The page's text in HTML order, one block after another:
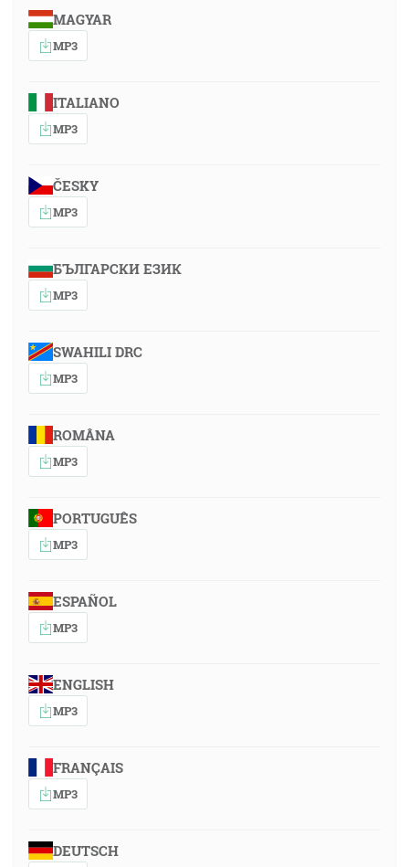
MAGYAR
MP3
ITALIANO
MP3
ČESKY
MP3
БЪЛГАРСКИ ЕЗИК
MP3
SWAHILI DRC
MP3
ROMÂNA
MP3
PORTUGUÊS
MP3
ESPAÑOL
MP3
ENGLISH
MP3
FRANÇAIS
MP3
DEUTSCH